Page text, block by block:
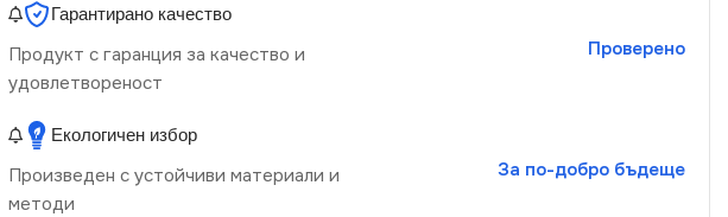
Гарантирано качество
Продукт с гаранция за качество и
удовлетвореност
Проверено
Екологичен избор
Произведен с устойчиви материали и
методи
За по-добро бъдеще